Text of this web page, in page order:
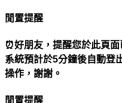
閒置提醒
⏰好朋友，提醒您於此頁
系統預計於5分鐘後自動登
操作，謝謝。
閒置提醒